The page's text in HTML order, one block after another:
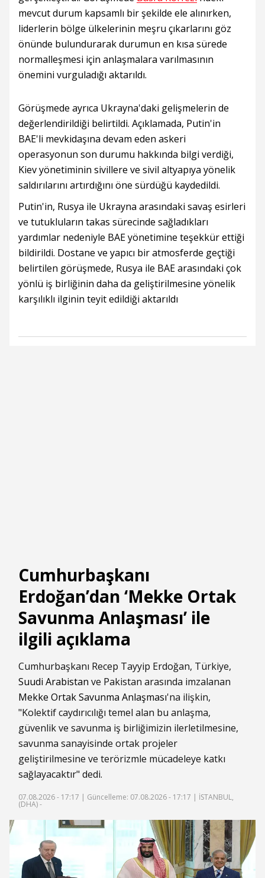
mevcut durum kapsamlı bir şekilde ele alınırken,
liderlerin bölge ülkelerinin meşru çıkarlarını göz
önünde bulundurarak durumun en kısa sürede
normalleşmesi için anlaşmalara varılmasının
önemini vurguladığı aktarıldı.
Görüşmede ayrıca Ukrayna'daki gelişmelerin de
değerlendirildiği belirtildi. Açıklamada, Putin'in
BAE'li mevkidaşına devam eden askeri
operasyonun son durumu hakkında bilgi verdiği,
Kiev yönetiminin sivillere ve sivil altyapıya yönelik
saldırılarını artırdığını öne sürdüğü kaydedildi.
Putin'in, Rusya ile Ukrayna arasındaki savaş esirleri
ve tutukluların takas sürecinde sağladıkları
yardımlar nedeniyle BAE yönetimine teşekkür ettiği
bildirildi. Dostane ve yapıcı bir atmosferde geçtiği
belirtilen görüşmede, Rusya ile BAE arasındaki çok
yönlü iş birliğinin daha da geliştirilmesine yönelik
karşılıklı ilginin teyit edildiği aktarıldı
Cumhurbaşkanı
Erdoğan’dan ‘Mekke Ortak
Savunma Anlaşması’ ile
ilgili açıklama
Cumhurbaşkanı Recep Tayyip Erdoğan, Türkiye,
Suudi Arabistan ve Pakistan arasında imzalanan
Mekke Ortak Savunma Anlaşması'na ilişkin,
"Kolektif caydırıcılığı temel alan bu anlaşma,
güvenlik ve savunma iş birliğimizin ilerletilmesine,
savunma sanayisinde ortak projeler
geliştirilmesine ve terörizmle mücadeleye katkı
sağlayacaktır" dedi.
07.08.2026 - 17:17 | Güncelleme: 07.08.2026 - 17:17 | İSTANBUL,
(DHA) -